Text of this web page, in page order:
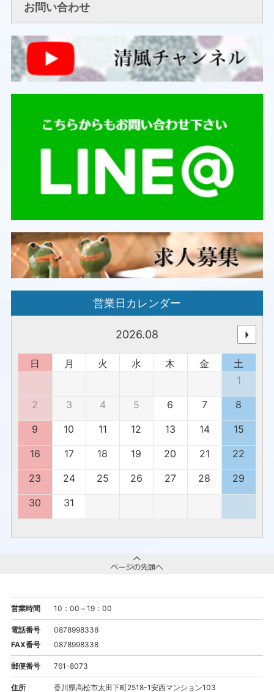
お問い合わせ
営業日カレンダー
2026.08
日 月 火 水 木 金
土
1
2
3 4 5 6 7
8
9
10 11 12 13 14
15
16
17 18 19 20 21
22
23
24 25 26 27 28
29
30
31
営業時間 10：00～19：00
電話番号
0878998338
FAX番号
0878998338
郵便番号 761-8073
住所 香川県高松市太田下町2518-1安西マンション103